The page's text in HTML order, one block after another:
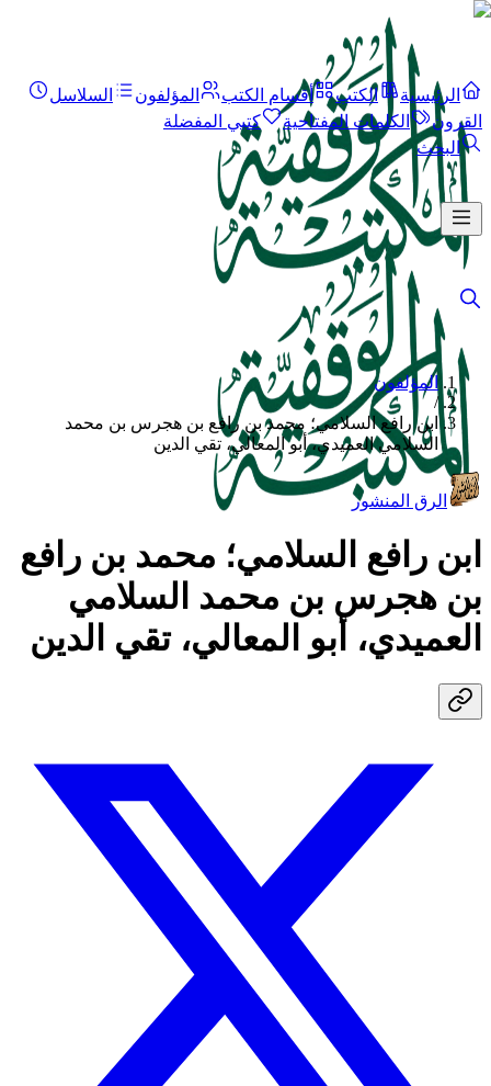
الرئيسية الكتب أقسام الكتب المؤلفون
السلاسل
القرون
الكلمات المفتاحية
كتبي المفضلة
البحث
المؤلفون
/
ابن رافع السلامي؛ محمد بن رافع بن هجرس بن محمد
السلامي العميدي، أبو المعالي، تقي الدين
الرق المنشور
ابن رافع السلامي؛ محمد بن رافع
بن هجرس بن محمد السلامي
العميدي، أبو المعالي، تقي الدين